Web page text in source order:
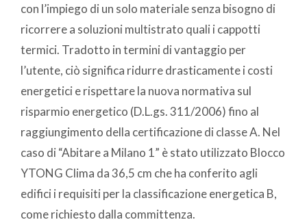
con l’impiego di un solo materiale senza bisogno di
ricorrere a soluzioni multistrato quali i cappotti
termici. Tradotto in termini di vantaggio per
l’utente, ciò significa ridurre drasticamente i costi
energetici e rispettare la nuova normativa sul
risparmio energetico (D.L.gs. 311/2006) fino al
raggiungimento della certificazione di classe A. Nel
caso di “Abitare a Milano 1” è stato utilizzato Blocco
YTONG Clima da 36,5 cm che ha conferito agli
edifici i requisiti per la classificazione energetica B,
come richiesto dalla committenza.